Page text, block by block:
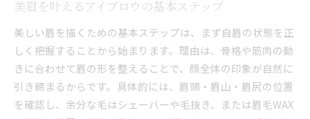
美眉を叶えるアイブロウの基本ステップ
美しい眉を描くための基本ステップは、まず自眉の状態を正
しく把握することから始まります。理由は、骨格や筋肉の動
きに合わせて眉の形を整えることで、顔全体の印象が自然に
引き締まるからです。具体的には、眉頭・眉山・眉尻の位置
を確認し、余分な毛はシェーバーや毛抜き、または眉毛WAX